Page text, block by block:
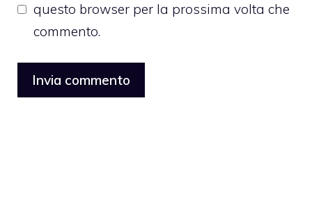
questo browser per la prossima volta che
commento.